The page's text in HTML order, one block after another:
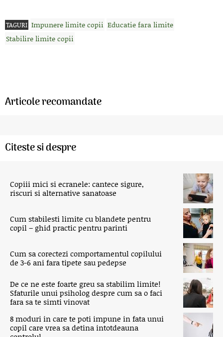
TAGURI Impunere limite copii Educatie fara limite
Stabilire limite copii
Articole recomandate
Citeste si despre
Copiii mici si ecranele: cantece sigure,
riscuri si alternative sanatoase
Cum stabilesti limite cu blandete pentru
copil – ghid practic pentru parinti
Cum sa corectezi comportamentul copilului
de 3-6 ani fara tipete sau pedepse
De ce ne este foarte greu sa stabilim limite!
Sfaturile unui psiholog despre cum sa o faci
fara sa te simti vinovat
8 moduri in care te poti impune in fata unui
copil care vrea sa detina intotdeauna